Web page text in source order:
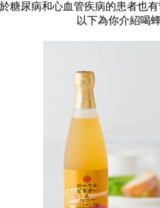
糖尿病和心血管疾病的患者也
以下為你介紹喝